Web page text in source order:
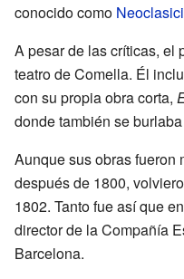
conocido como
A pesar de las críticas, el
teatro de Comella. Él
con su propia obra corta,
donde también se
Aunque sus obras fueron
después de 1800,
1802. Tanto fue así que
director de la Compañía
Barcelona.